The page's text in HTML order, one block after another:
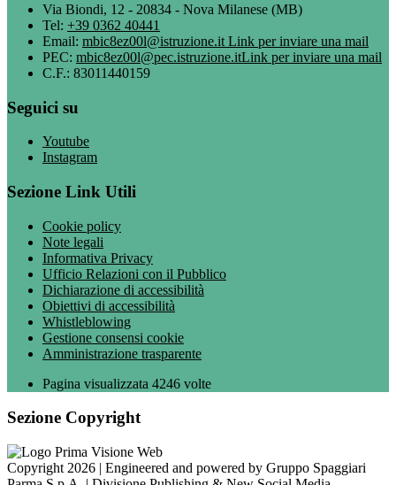
Via Biondi, 12 - 20834 - Nova Milanese (MB)
Tel: +39 0362 40441
Email: mbic8ez00l@istruzione.it Link per inviare una mail
PEC: mbic8ez00l@pec.istruzione.itLink per inviare una mail
C.F.: 83011440159
Seguici su
Youtube
Instagram
Sezione Link Utili
Cookie policy
Note legali
Informativa Privacy
Ufficio Relazioni con il Pubblico
Dichiarazione di accessibilità
Obiettivi di accessibilità
Whistleblowing
Gestione consensi cookie
Amministrazione trasparente
Pagina visualizzata 4246 volte
Sezione Copyright
Copyright 2026 | Engineered and powered by Gruppo Spaggiari